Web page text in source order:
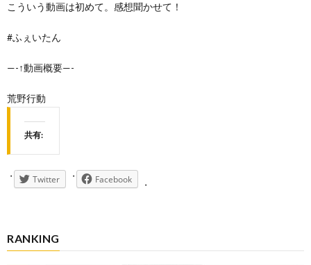
こういう動画は初めて。感想聞かせて！
#ふぇいたん
—-↑動画概要—-
荒野行動
共有:
Twitter Facebook
RANKING